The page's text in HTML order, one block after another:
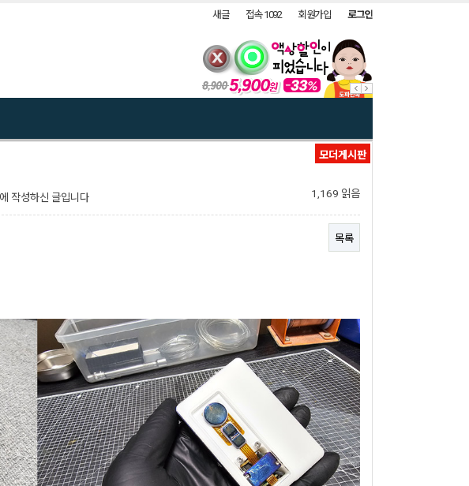
새글 접속 1092 회원가입 로그인
모더게시판
작성하신 글입니다 1,169 읽음
목록